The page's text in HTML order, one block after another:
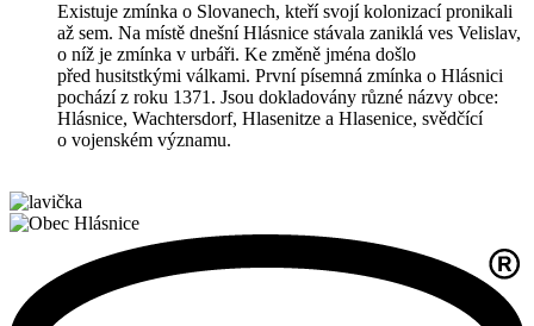
Existuje zmínka o Slovanech, kteří svojí kolonizací pronikali
až sem. Na místě dnešní Hlásnice stávala zaniklá ves Velislav,
o níž je zmínka v urbáři. Ke změně jména došlo
před husitstkými válkami. První písemná zmínka o Hlásnici
pochází z roku 1371. Jsou dokladovány různé názvy obce:
Hlásnice, Wachtersdorf, Hlasenitze a Hlasenice, svědčící
o vojenském významu.